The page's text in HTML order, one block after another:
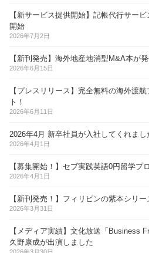
【新サービス提供開始】記帳代行サー
開始
2026年7月2日
【新刊発売】海外地産地消型M&A本が
2026年6月15日
【プレスリリース】完全無料の海外渡
ト！
2026年6月11日
2026年4月 新卒社員が入社してくれまし
2026年4月1日
【募集開始！】セブ実践英語0円留学プ
2026年4月1日
【新刊発売！】フィリピンの紫本シリ
2026年3月31日
【メディア実績】文化放送「Business
久野康成が出演しました